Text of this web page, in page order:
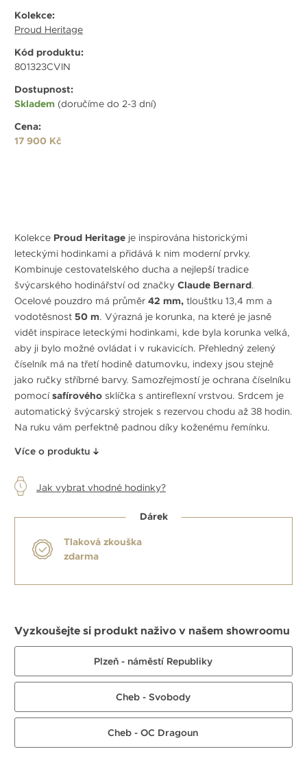
Kolekce:
Proud Heritage
Kód produktu:
801323CVIN
Dostupnost:
Skladem (doručíme do 2-3 dní)
Cena:
17 900 Kč
Kolekce Proud Heritage je inspirována historickými
leteckými hodinkami a přidává k nim moderní prvky.
Kombinuje cestovatelského ducha a nejlepší tradice
švýcarského hodinářství od značky Claude Bernard.
Ocelové pouzdro má průměr 42 mm, tloušťku 13,4 mm a
vodotěsnost 50 m. Výrazná je korunka, na které je jasně
vidět inspirace leteckými hodinkami, kde byla korunka velká,
aby ji bylo možné ovládat i v rukavicích. Přehledný zelený
číselník má na třetí hodině datumovku, indexy jsou stejně
jako ručky stříbrné barvy. Samozřejmostí je ochrana číselníku
pomocísafírového sklíčka s antireflexní vrstvou. Srdcem je
automatický švýcarský strojek s rezervou chodu až 38 hodin.
Na ruku vám perfektně padnou díky koženému řemínku.
Více o produktu
Jak vybrat vhodné hodinky?
Dárek
Tlaková zkouška
zdarma
Vyzkoušejte si produkt naživo v našem showroomu
Plzeň - náměstí Republiky
Cheb - Svobody
Cheb - OC Dragoun